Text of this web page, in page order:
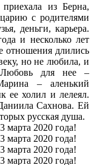
из Берна,
с родителями
деньги, карьера.
и несколько лет
отношения длились
но не любила, и
Любовь для нее –
– аленький
ее холил и лелеял.
Сахнова. Ей
русская душа.